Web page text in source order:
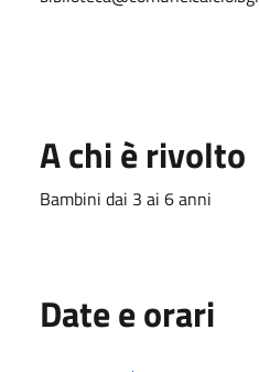
A chi è rivolto
Bambini dai 3 ai 6 anni
Date e orari